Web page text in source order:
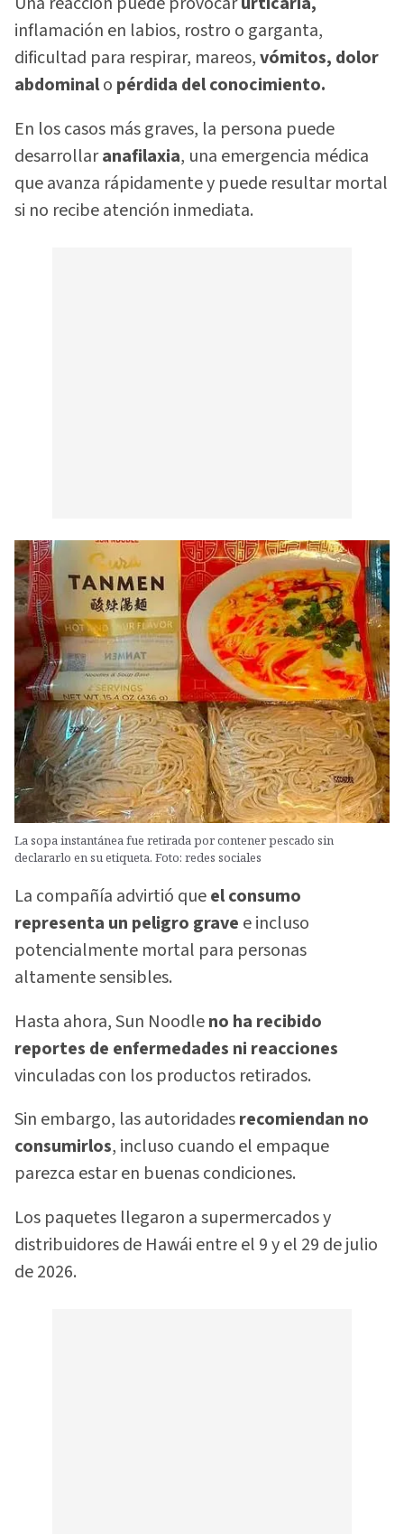
inflamación en labios, rostro o garganta,
dificultad para respirar, mareos,vómitos, dolor
abdominalo pérdida del conocimiento.
En los casos más graves, la persona puede
desarrollaranafilaxia, una emergencia médica
que avanza rápidamente y puede resultar mortal
si no recibe atención inmediata.
La sopa instantánea fue retirada por contener pescado sin
declararlo en su etiqueta. Foto: redes sociales
La compañía advirtió queel consumo
representa un peligro grave e incluso
potencialmente mortal para personas
altamente sensibles.
Hasta ahora, Sun Noodleno ha recibido
reportes de enfermedades ni reacciones
vinculadas con los productos retirados.
Sin embargo, las autoridadesrecomiendan no
consumirlos, incluso cuando el empaque
parezca estar en buenas condiciones.
Los paquetes llegaron a supermercados y
distribuidores de Hawái entre el 9 y el 29 de julio
de 2026.